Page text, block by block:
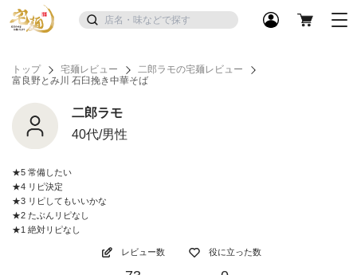
トップ 宅麺レビュー
二郎ラモの宅麺レビュー
富良野とみ川 石臼挽き中華そば
二郎ラモ
40代/男性
★5 常備したい
★4 リピ決定
★3 リピしてもいいかな
★2 たぶんリピなし
★1 絶対リピなし
レビュー数 役に立った数